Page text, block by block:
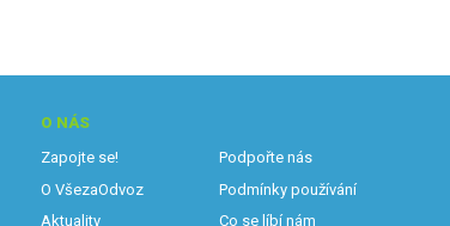
O NÁS
Zapojte se!
O VšezaOdvoz
Aktuality
Podpořte nás
Podmínky používání
Co se líbí nám